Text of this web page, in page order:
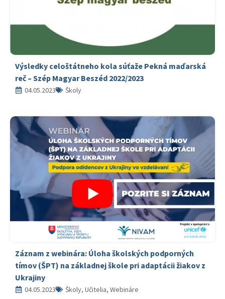
Výsledky celoštátneho kola súťaže Pekná maďarská
reč – Szép Magyar Beszéd 2022/2023
04.05.2023 Školy
Záznam z webinára: Úloha školských podporných
tímov (ŠPT) na základnej škole pri adaptácii žiakov z
Ukrajiny
04.05.2023 Školy, Učitelia, Webináre